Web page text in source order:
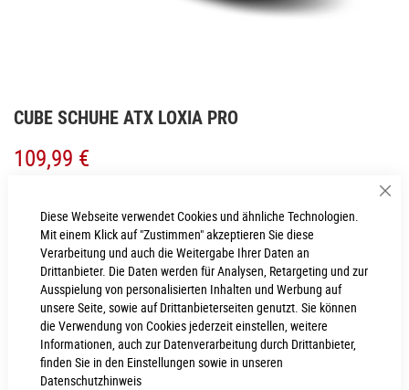
Diese Webseite verwendet Cookies und ähnliche Technologien.
Mit einem Klick auf "Zustimmen" akzeptieren Sie diese
Verarbeitung und auch die Weitergabe Ihrer Daten an
Drittanbieter. Die Daten werden für Analysen, Retargeting und zur
Ausspielung von personalisierten Inhalten und Werbung auf
unsere Seite, sowie auf Drittanbieterseiten genutzt. Sie können
die Verwendung von Cookies jederzeit einstellen, weitere
Informationen, auch zur Datenverarbeitung durch Drittanbieter,
finden Sie in den Einstellungen sowie in unseren
Datenschutzhinweis
Anfang
Bildgalerie
CUBE SCHUHE ATX LOXIA PRO
109,99 €
RAHMENHÖHE
(EU) 40
IN DEN WARENKORB